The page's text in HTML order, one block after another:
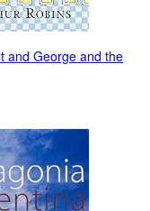
and George and the